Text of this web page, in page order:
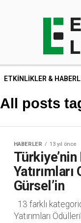
ETKINLIKLER &
All posts
HABERLER 13 yıl önce
Türkiye’nin
Gürsel’in
13 farklı
Yatırımları